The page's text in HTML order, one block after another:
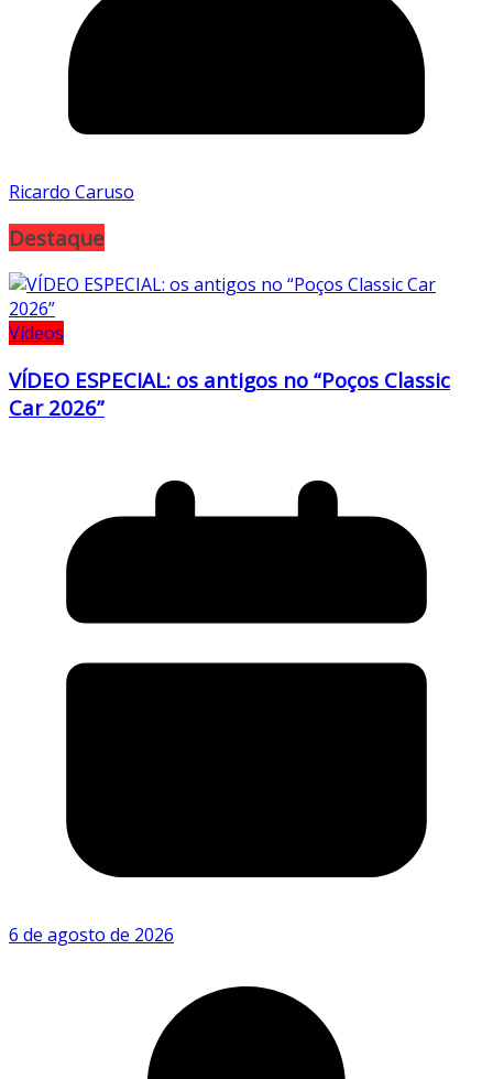
Ricardo Caruso
Destaque
Vídeos
VÍDEO ESPECIAL: os antigos no “Poços Classic
Car 2026”
6 de agosto de 2026